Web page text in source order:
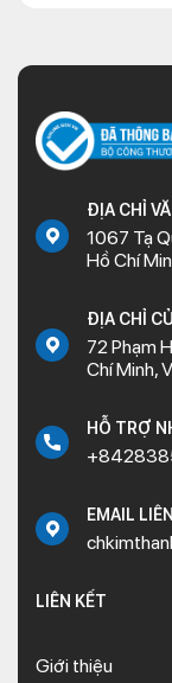
ĐỊA CHỈ
1067 Tạ
Hồ Chí
ĐỊA CHỈ
72 Phạm
Chí Minh,
HỖ TRỢ
EMAIL
LIÊN KẾT
Giới thiệu